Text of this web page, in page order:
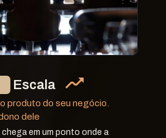
Escala
produto do seu negócio.
dele
em um ponto onde a